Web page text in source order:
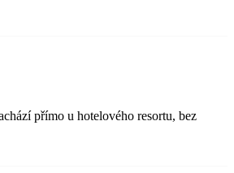
přímo u hotelového resortu, bez